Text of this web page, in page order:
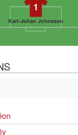
1
Karl-Johan Johnsson